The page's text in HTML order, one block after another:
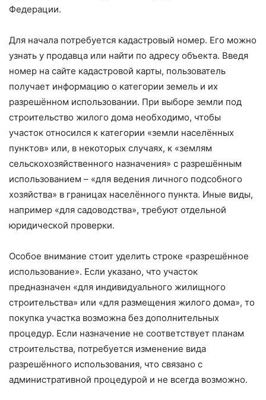
Федерации.
Для начала потребуется кадастровый номер. Его можно
узнать у продавца или найти по адресу объекта. Введя
номер на сайте кадастровой карты, пользователь
получает информацию о категории земель и их
разрешённом использовании. При выборе земли под
строительство жилого дома необходимо, чтобы
участок относился к категории «земли населённых
пунктов» или, в некоторых случаях, к «землям
сельскохозяйственного назначения» с разрешённым
использованием – «для ведения личного подсобного
хозяйства» в границах населённого пункта. Иные виды,
например «для садоводства», требуют отдельной
юридической проверки.
Особое внимание стоит уделить строке «разрешённое
использование». Если указано, что участок
предназначен «для индивидуального жилищного
строительства» или «для размещения жилого дома», то
покупка участка возможна без дополнительных
процедур. Если назначение не соответствует планам
строительства, потребуется изменение вида
разрешённого использования, что связано с
административной процедурой и не всегда возможно.